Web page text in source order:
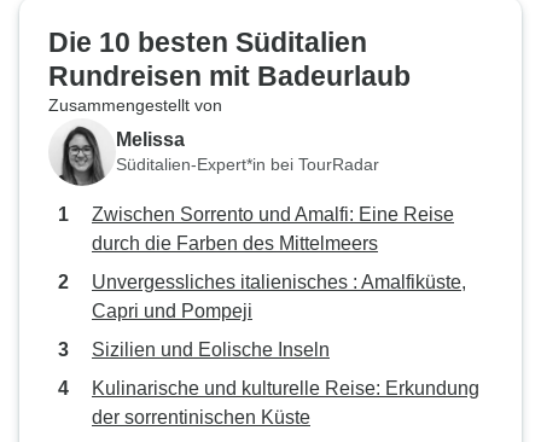
Die 10 besten Süditalien
Rundreisen mit Badeurlaub
Zusammengestellt von
Melissa
Süditalien-Expert*in bei TourRadar
Zwischen Sorrento und Amalfi: Eine Reise
durch die Farben des Mittelmeers
Unvergessliches italienisches : Amalfiküste,
Capri und Pompeji
Sizilien und Eolische Inseln
Kulinarische und kulturelle Reise: Erkundung
der sorrentinischen Küste